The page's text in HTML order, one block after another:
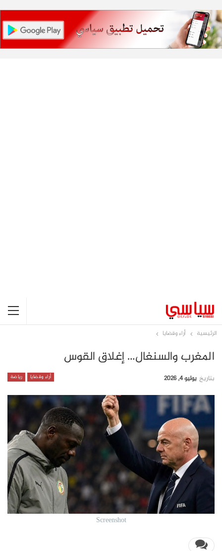
الرئيسية أراء وقضايا
المغرب والسنغال… إغلاق القوس
أراء وقضايا رياضة بتاريخ يوليو 4, 2026
Screenshot